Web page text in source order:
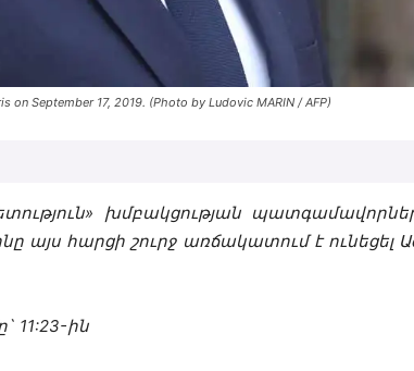
on September 17, 2019. (Photo by Ludovic MARIN / AFP)
» խմբակցության
այս հարցի շուրջ առճակատում է ունեցել
11:23-ին